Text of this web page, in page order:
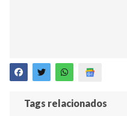
Tags relacionados